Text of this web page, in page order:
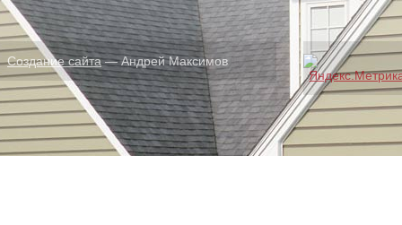
Создание сайта— Андрей Максимов